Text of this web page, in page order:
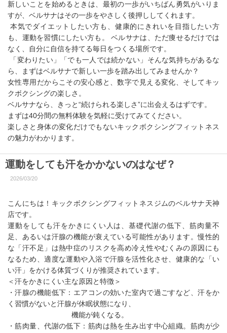
新しいことを始めるときは、最初の一歩がいちばん勇気がいりま
すが、ベルサナはその一歩をやさしく後押ししてくれます。
本気でダイエットしたい方も、健康的にきれいを目指したい方
も、運動を習慣にしたい方も。 ベルサナは、ただ痩せるだけでは
なく、自分に自信を持てる毎日をつくる場所です。
「変わりたい」「でも一人では続かない」そんな気持ちがあるな
ら、まずはベルサナで新しい一歩を踏み出してみませんか？
女性専用だからこその安心感と、数字で見える変化、そしてキッ
クボクシングの楽しさ。
ベルサナなら、きっと“続けられる楽しさ”に出会えるはずです。
まずは40分間の無料体験を気軽に受けてみてください。
楽しさと身体の変化だけでもないキックボクシングフィットネス
の魅力がわかります。
運動をしても汗をかかないのはなぜ？
2026/03/20
こんにちは！キックボクシングフィットネスジムのベルサナ天神
店です。
運動をしても汗をかきにくい人は、基礎代謝の低下、筋肉量不
足、あるいは汗腺の機能が衰えている可能性があります。慢性的
な「汗不足」は熱中症のリスクを高め冷え性やむくみの原因にも
なるため、適度な運動や入浴で汗腺を活性化させ、健康的な「い
い汗」をかける体質づくりが推奨されています。
＜汗をかきにくい主な原因と特徴＞
・汗腺の機能低下：エアコンの効いた室内で過ごすなど、汗をか
く習慣がないと汗腺が休眠状態になり、
機能が鈍くなる。
・筋肉量、代謝の低下：筋肉は熱を生み出す中心組織。筋肉が少